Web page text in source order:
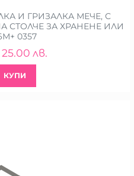
И ГРИЗАЛКА МЕЧЕ, С
СТОЛЧЕ ЗА ХРАНЕНЕ ИЛИ
0357
25.00 лв.
КУПИ